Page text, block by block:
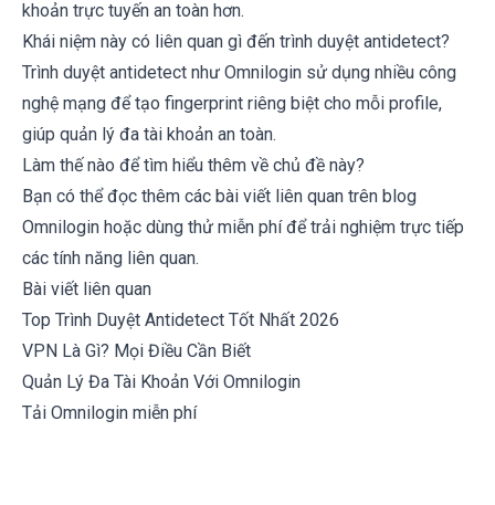
khoản trực tuyến an toàn hơn.
Khái niệm này có liên quan gì đến trình duyệt antidetect?
Trình duyệt antidetect như Omnilogin sử dụng nhiều công
nghệ mạng để tạo fingerprint riêng biệt cho mỗi profile,
giúp quản lý đa tài khoản an toàn.
Làm thế nào để tìm hiểu thêm về chủ đề này?
Bạn có thể đọc thêm các bài viết liên quan trên blog
Omnilogin hoặc dùng thử miễn phí để trải nghiệm trực tiếp
các tính năng liên quan.
Bài viết liên quan
Top Trình Duyệt Antidetect Tốt Nhất 2026
VPN Là Gì? Mọi Điều Cần Biết
Quản Lý Đa Tài Khoản Với Omnilogin
Tải Omnilogin miễn phí